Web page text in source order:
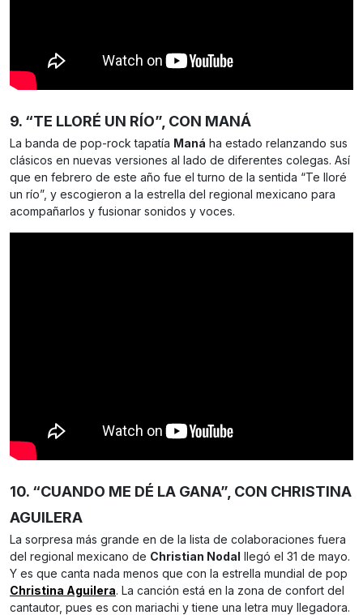
9. “TE LLORÉ UN RÍO”, CON MANÁ
La banda de pop-rock tapatía Maná ha estado relanzando sus
clásicos en nuevas versiones al lado de diferentes colegas. Así
que en febrero de este año fue el turno de la sentida “Te lloré
un río”, y escogieron a la estrella del regional mexicano para
acompañarlos y fusionar sonidos y voces.
10. “CUANDO ME DÉ LA GANA”, CON CHRISTINA
AGUILERA
La sorpresa más grande en de la lista de colaboraciones fuera
del regional mexicano de Christian Nodal llegó el 31 de mayo.
Y es que canta nada menos que con la estrella mundial de pop
Christina Aguilera. La canción está en la zona de confort del
cantautor, pues es con mariachi y tiene una letra muy llegadora.